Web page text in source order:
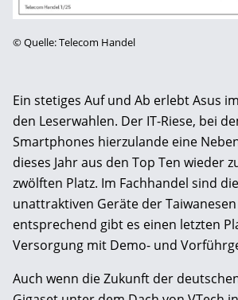
©Quelle: Telecom Handel
Ein stetiges Auf und Ab erlebt Asus
den Leserwahlen. Der IT-Riese, bei
Smartphones hierzulande eine
dieses Jahr aus den Top Ten wieder
zwölften Platz. Im Fachhandel sind
unattraktiven Geräte der
entsprechend gibt es einen letzten
Versorgung mit Demo- und
Auch wenn die Zukunft der